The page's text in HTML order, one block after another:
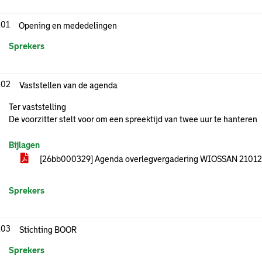
Opening en mededelingen
Sprekers
Vaststellen van de agenda
Ter vaststelling
De voorzitter stelt voor om een spreektijd van twee uur te hanteren
Bijlagen
[26bb000329] Agenda overlegvergadering WIOSSAN
Sprekers
Stichting BOOR
Sprekers